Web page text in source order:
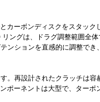
カーボンディスクをスタッ
ングは、ドラグ調整範囲全
ンションを直感的に調整で
。再設計されたクラッチは
ポーネントは大型で、ター